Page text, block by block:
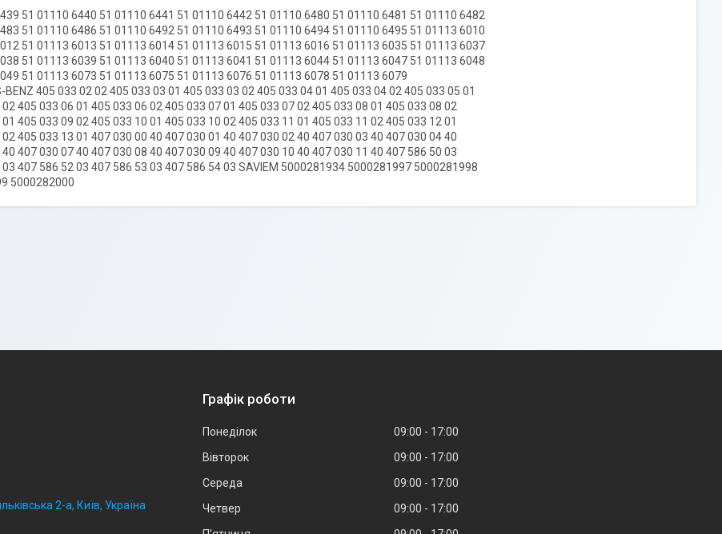
51 01110 6440 51 01110 6441 51 01110 6442 51 01110 6480 51 01110 6481 51 01110 6482
51 01110 6486 51 01110 6492 51 01110 6493 51 01110 6494 51 01110 6495 51 01113 6010
51 01113 6013 51 01113 6014 51 01113 6015 51 01113 6016 51 01113 6035 51 01113 6037
51 01113 6039 51 01113 6040 51 01113 6041 51 01113 6044 51 01113 6047 51 01113 6048
51 01113 6073 51 01113 6075 51 01113 6076 51 01113 6078 51 01113 6079
BENZ 405 033 02 02 405 033 03 01 405 033 03 02 405 033 04 01 405 033 04 02 405 033 05 01
405 033 06 01 405 033 06 02 405 033 07 01 405 033 07 02 405 033 08 01 405 033 08 02
405 033 09 02 405 033 10 01 405 033 10 02 405 033 11 01 405 033 11 02 405 033 12 01
405 033 13 01 407 030 00 40 407 030 01 40 407 030 02 40 407 030 03 40 407 030 04 40
407 030 07 40 407 030 08 40 407 030 09 40 407 030 10 40 407 030 11 40 407 586 50 03
407 586 52 03 407 586 53 03 407 586 54 03 SAVIEM 5000281934 5000281997 5000281998
5000282000
2-а, Київ, Україна
Графік роботи
Понеділок 09:00
17:00
Вівторок
09:00
17:00
Середа
09:00
17:00
Четвер
09:00
17:00